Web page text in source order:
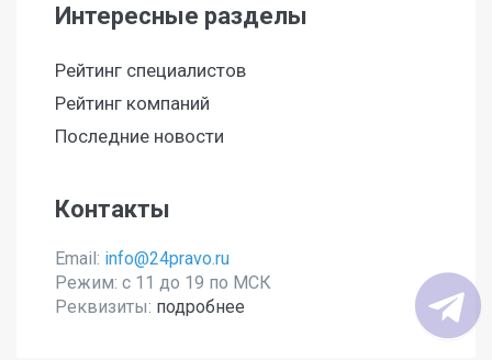
Интересные разделы
Рейтинг специалистов
Рейтинг компаний
Последние новости
Контакты
Email: info@24pravo.ru
Режим: с 11 до 19 по МСК
Реквизиты: подробнее